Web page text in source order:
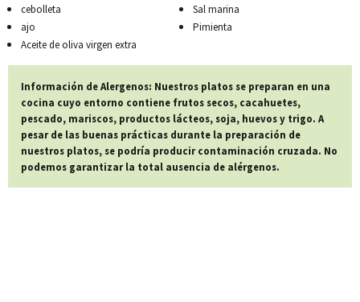
cebolleta
ajo
Aceite de oliva virgen extra
Sal marina
Pimienta
Información de Alergenos: Nuestros platos se preparan en una
cocina cuyo entorno contiene frutos secos, cacahuetes,
pescado, mariscos, productos lácteos, soja, huevos y trigo. A
pesar de las buenas prácticas durante la preparación de
nuestros platos, se podría producir contaminación cruzada. No
podemos garantizar la total ausencia de alérgenos.